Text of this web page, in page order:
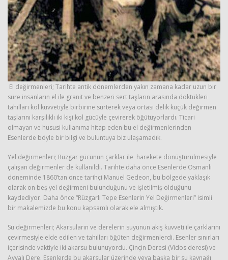
El değirmenleri; Tarihte antik dönemlerden yakın zamana kadar uzun bir
süre insanların el ile granit ve benzeri sert taşların arasında döktükleri
tahılları kol kuvvetiyle birbirine sürterek veya ortası delik küçük değirmen
taşlarını karşılıklı iki kişi kol gücüyle çevirerek öğütüyorlardı. Ticari
olmayan ve hususi kullanıma hitap eden bu el değirmenlerinden
Esenlerde böyle bir bilgi ve buluntuya biz ulaşamadık.
Yel değirmenleri; Rüzgar gücünün çarklar ile harekete dönüştürülmesiyle
çalışan değirmenler de kullanıldı. Tarihte daha önce Esenlerde Osmanlı
döneminde 1860’tan önce tarihçi Manuel Gedeon, bu bölgede yaklaşık
olarak on beş yel değirmeni bulunduğunu ve işletilmiş olduğunu
kaydediyor. Daha önce “Rüzgarlı Tepe Esenlerin Yel Değirmenleri” isimli
bir makalemizde bu konu kapsamlı olarak ele almıştık.
Su değirmenleri; Akarsuların ve derelerin suyunun akış kuvveti ile çarklarını
çevirmesiyle elde edilen ve tahılları öğüten değirmenlerdi. Esenler sınırları
içerisinde vaktiyle iki akarsu bulunuyordu. Çinçin Deresi (Vidos deresi) ve
Ayvalı Dere. Esenlerde bu akarsular üzerinde veya başka bir su kaynağı